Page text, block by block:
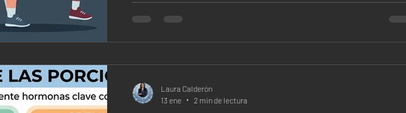
constancia que a la intensidad excesiva. Estudios en
fisiología del ejercicio y metabolismo han demostrado que
Laura Calderón
13 ene
2 min de lectura